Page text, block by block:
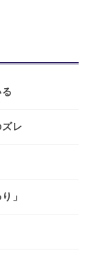
レ
」